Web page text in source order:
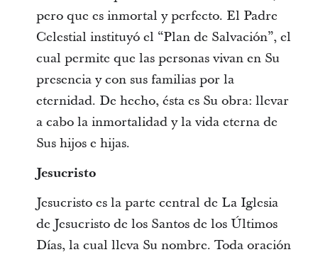
pero que es inmortal y perfecto. El Padre
Celestial instituyó el “Plan de Salvación”, el
cual permite que las personas vivan en Su
presencia y con sus familias por la
eternidad. De hecho, ésta es Su obra: llevar
a cabo la inmortalidad y la vida eterna de
Sus hijos e hijas.
Jesucristo
Jesucristo es la parte central de La Iglesia
de Jesucristo de los Santos de los Últimos
Días, la cual lleva Su nombre. Toda oración